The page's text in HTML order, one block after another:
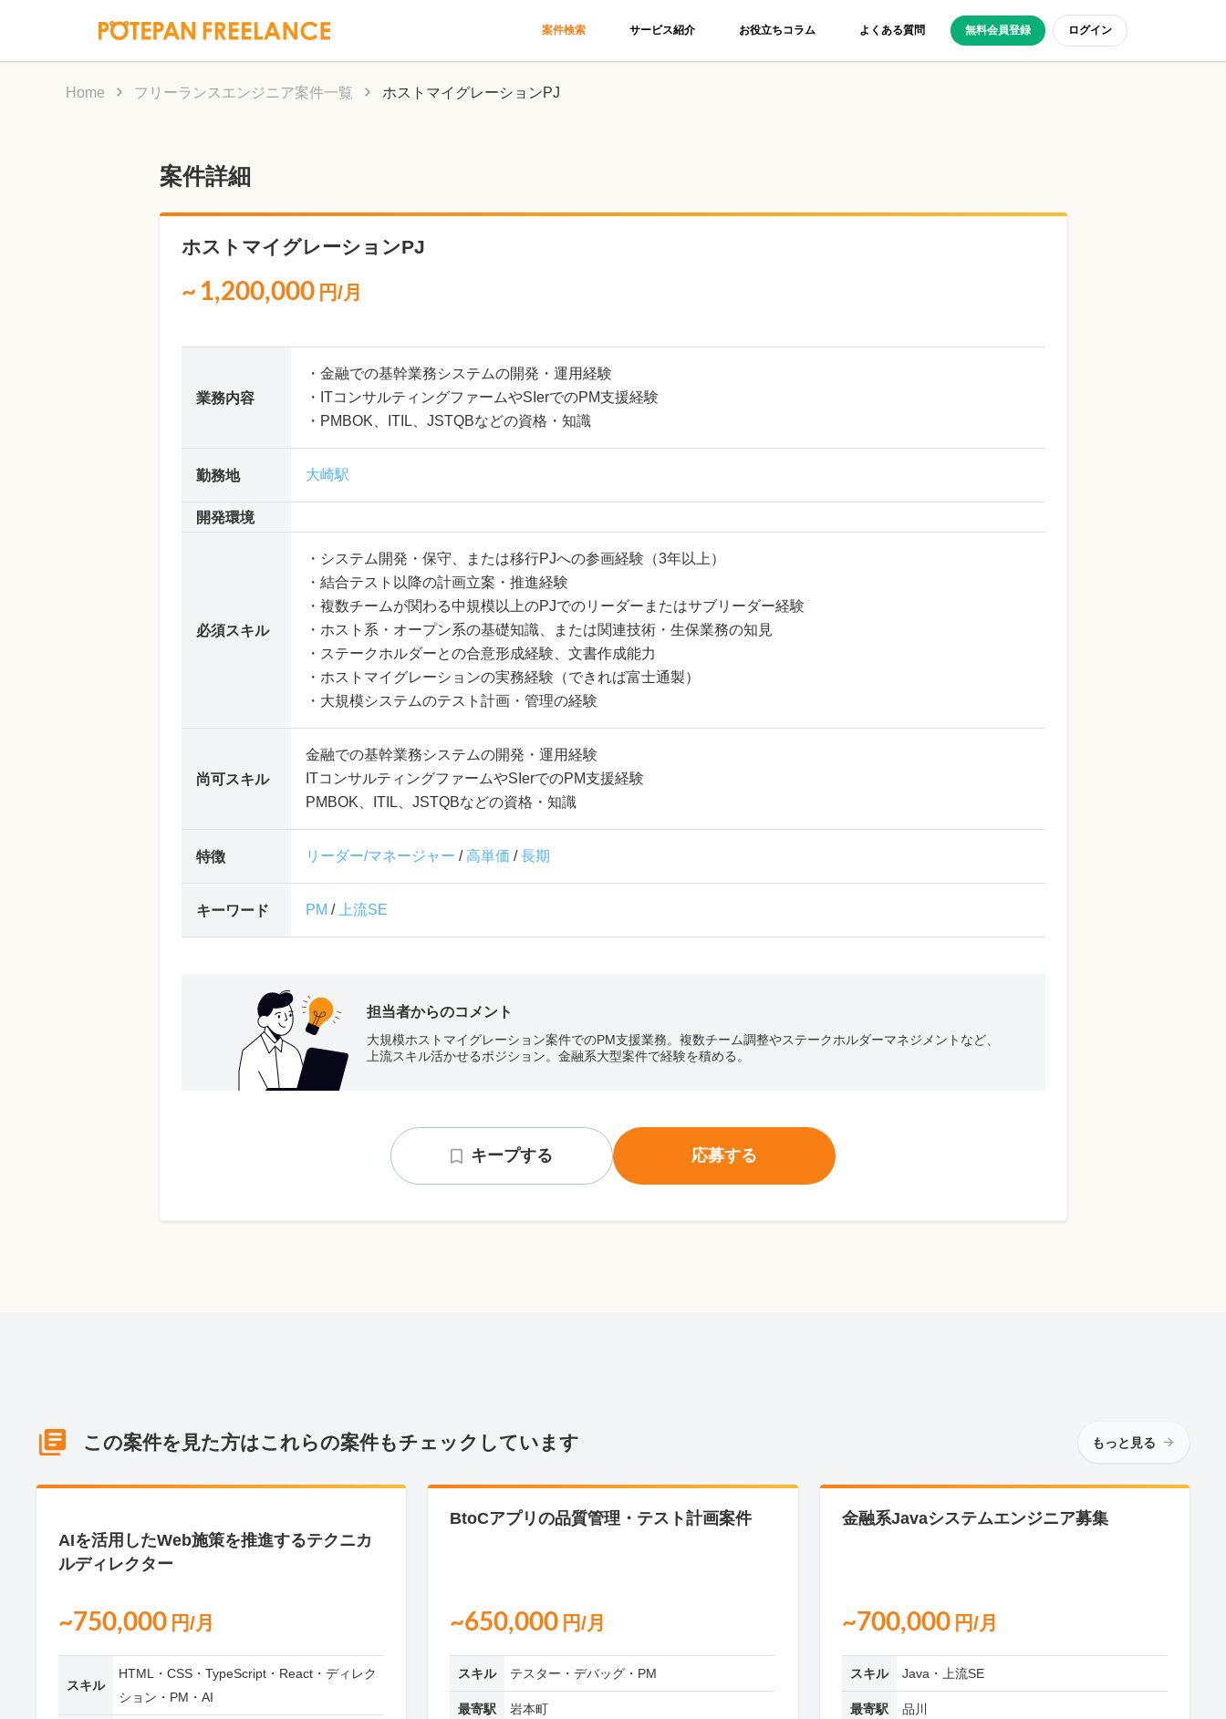
案件検索 サービス紹介 お役立ちコラム よくある質問 無料会員登録 ログイン
Home フリーランスエンジニア案件一覧 ホストマイグレーションPJ
案件詳細
ホストマイグレーションPJ
~ 1,200,000 円/月
業務内容
・金融での基幹業務システムの開発・運用経験
・ITコンサルティングファームやSIerでのPM支援経験
・PMBOK、ITIL、JSTQBなどの資格・知識
勤務地 大崎駅
開発環境
必須スキル
・システム開発・保守、または移行PJへの参画経験（3年以上）
・結合テスト以降の計画立案・推進経験
・複数チームが関わる中規模以上のPJでのリーダーまたはサブリーダー経験
・ホスト系・オープン系の基礎知識、または関連技術・生保業務の知見
・ステークホルダーとの合意形成経験、文書作成能力
・ホストマイグレーションの実務経験（できれば富士通製）
・大規模システムのテスト計画・管理の経験
尚可スキル
金融での基幹業務システムの開発・運用経験
ITコンサルティングファームやSIerでのPM支援経験
PMBOK、ITIL、JSTQBなどの資格・知識
特徴 リーダー/マネージャー /高単価 /長期
キーワード PM / 上流SE
担当者からのコメント
大規模ホストマイグレーション案件でのPM支援業務。複数チーム調整やステークホルダーマネジメントなど、
上流スキル活かせるポジション。金融系大型案件で経験を積める。
キープする 応募する
この案件を見た方はこれらの案件もチェックしています もっと見る
AIを活用したWeb施策を推進するテクニカ
ルディレクター
~750,000 円/月
スキル
HTML・CSS・TypeScript・React・ディレク
ション・PM・AI
BtoCアプリの品質管理・テスト計画案件
~650,000 円/月
スキル テスター・デバッグ・PM
最寄駅 岩本町
金融系Javaシステムエンジニア募集
~700,000 円/月
スキル Java・上流SE
最寄駅 品川